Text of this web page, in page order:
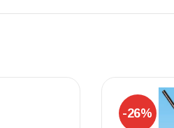
-26%